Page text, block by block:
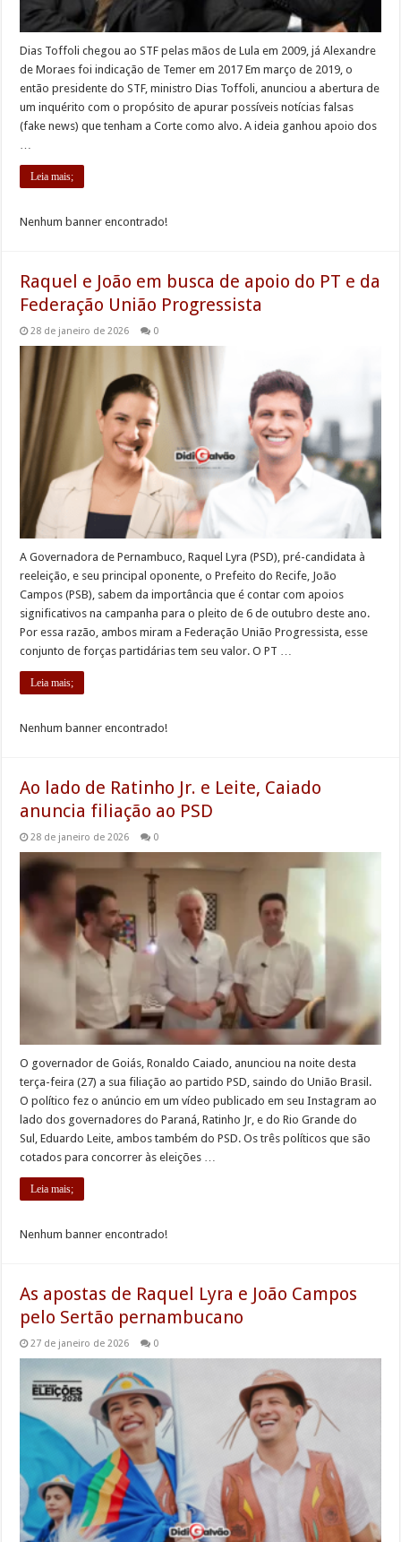
Dias Toffoli chegou ao STF pelas mãos de Lula em 2009, já Alexandre
de Moraes foi indicação de Temer em 2017 Em março de 2019, o
então presidente do STF, ministro Dias Toffoli, anunciou a abertura de
um inquérito com o propósito de apurar possíveis notícias falsas
(fake news) que tenham a Corte como alvo. A ideia ganhou apoio dos
…
Leia mais;
Nenhum banner encontrado!
Raquel e João em busca de apoio do PT e da
Federação União Progressista
28 de janeiro de 2026 0
A Governadora de Pernambuco, Raquel Lyra (PSD), pré-candidata à
reeleição, e seu principal oponente, o Prefeito do Recife, João
Campos (PSB), sabem da importância que é contar com apoios
significativos na campanha para o pleito de 6 de outubro deste ano.
Por essa razão, ambos miram a Federação União Progressista, esse
conjunto de forças partidárias tem seu valor. O PT …
Leia mais;
Nenhum banner encontrado!
Ao lado de Ratinho Jr. e Leite, Caiado
anuncia filiação ao PSD
28 de janeiro de 2026 0
O governador de Goiás, Ronaldo Caiado, anunciou na noite desta
terça-feira (27) a sua filiação ao partido PSD, saindo do União Brasil.
O político fez o anúncio em um vídeo publicado em seu Instagram ao
lado dos governadores do Paraná, Ratinho Jr, e do Rio Grande do
Sul, Eduardo Leite, ambos também do PSD. Os três políticos que são
cotados para concorrer às eleições …
Leia mais;
Nenhum banner encontrado!
As apostas de Raquel Lyra e João Campos
pelo Sertão pernambucano
27 de janeiro de 2026 0